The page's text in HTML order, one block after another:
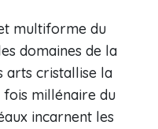
multiforme du
domaines de la
arts cristallise la
millénaire du
incarnent les